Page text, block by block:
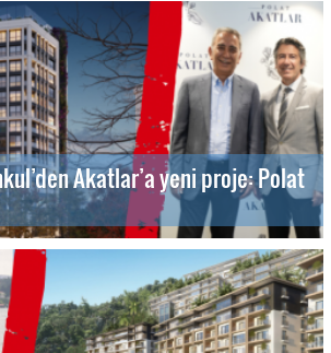
Akatlar’a yeni proje: Polat